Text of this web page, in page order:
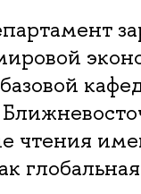
чтения